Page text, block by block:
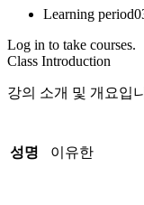
Learning period
Log in to take courses.
Class Introduction
강의 소개 및 개요입
성명 이유한